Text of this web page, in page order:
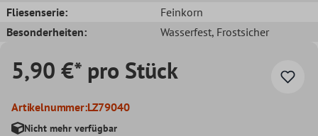
Fliesenserie:
Feinkorn
Besonderheiten:
Wasserfest, Frostsicher
5,90 €* pro Stück
Artikelnummer:LZ79040
Nicht mehr verfügbar